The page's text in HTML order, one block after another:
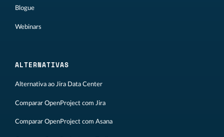
Blogue
Webinars
ALTERNATIVAS
Alternativa ao Jira Data Center
Comparar OpenProject com Jira
Comparar OpenProject com Asana